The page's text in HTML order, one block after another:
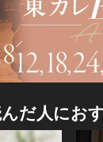
だ人にお